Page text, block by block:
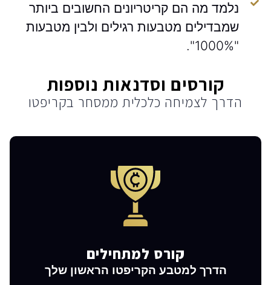
נלמד מה הם קריטריונים החשובים ביותר
שמבדילים מטבעות רגילים ולבין מטבעות
"1000%".
קורסים וסדנאות נוספות
הדרך לצמיחה כלכלית ממסחר בקריפטו
קורס למתחילים
הדרך למטבע הקריפטו הראשון שלך
הצעד הכי חשוב